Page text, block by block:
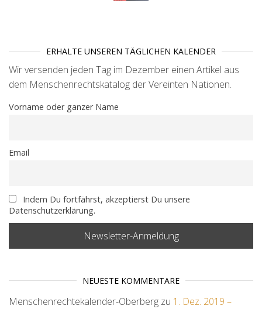
ERHALTE UNSEREN TÄGLICHEN KALENDER
Wir versenden jeden Tag im Dezember einen Artikel aus
dem Menschenrechtskatalog der Vereinten Nationen.
Vorname oder ganzer Name
Email
Indem Du fortfährst, akzeptierst Du unsere
Datenschutzerklärung.
NEUESTE KOMMENTARE
Menschenrechtekalender-Oberberg zu 1. Dez. 2019 –